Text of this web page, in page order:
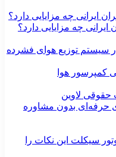
چه مزایایی دارد؟
کمپرسور هوا
حرفه‌ای بدون مشاوره